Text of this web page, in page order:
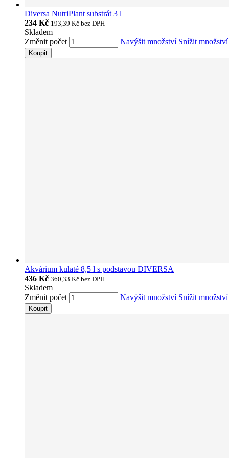
Diversa NutriPlant substrát 3 l
234 Kč 193,39 Kč bez DPH
Skladem
Změnit počet
Navýšit množství Snížit
Koupit
Akvárium kulaté 8,5 l s podstavou DIVERSA
436 Kč 360,33 Kč bez DPH
Skladem
Změnit počet
Navýšit množství Snížit
Koupit